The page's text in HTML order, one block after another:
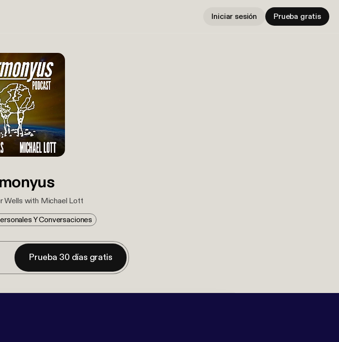
Iniciar sesión Prueba gratis
Wells with Michael Lott
Y Conversaciones
Prueba 30 días gratis